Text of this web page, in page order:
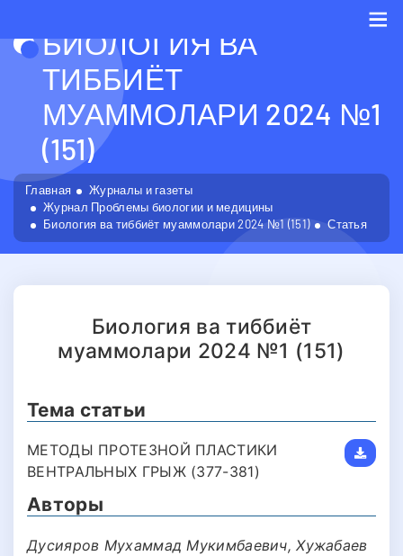
БИОЛОГИЯ ВА
ТИББИЁТ
МУАММОЛАРИ 2024 №1
(151)
Главная
Журналы и газеты
Журнал Проблемы биологии и медицины
Биология ва тиббиёт муаммолари 2024 №1 (151)
Статья
Биология ва тиббиёт
муаммолари 2024 №1 (151)
Тема статьи
МЕТОДЫ ПРОТЕЗНОЙ ПЛАСТИКИ
ВЕНТРАЛЬНЫХ ГРЫЖ (377-381)
Авторы
Дусияров Мухаммад Мукимбаевич, Хужабаев